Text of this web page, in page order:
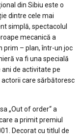
din Sibiu este o
dintre cele mai
simplă, spectacolul
mecanică a
prim – plan, într-un joc
va fi una specială
de activitate pe
care sărbătoresc
„Out of order“ a
a primit premiul
Decorat cu titlul de